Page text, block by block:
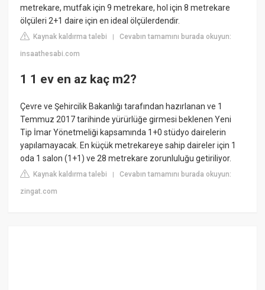
metrekare, mutfak için 9 metrekare, hol için 8 metrekare
ölçüleri 2+1 daire için en ideal ölçülerdendir.
Kaynak kaldırma talebi |Cevabın tamamını burada okuyun:
insaathesabi.com
1 1 ev en az kaç m2?
Çevre ve Şehircilik Bakanlığı tarafından hazırlanan ve 1
Temmuz 2017 tarihinde yürürlüğe girmesi beklenen Yeni
Tip İmar Yönetmeliği kapsamında 1+0 stüdyo dairelerin
yapılamayacak. En küçük metrekareye sahip daireler için 1
oda 1 salon (1+1) ve 28 metrekare zorunluluğu getiriliyor.
Kaynak kaldırma talebi |Cevabın tamamını burada okuyun:
zingat.com